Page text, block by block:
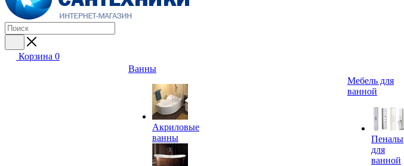
Корзина 0
Ванны
Акриловые
ванны
Мебель для
ванной
Пеналы
для
ванной